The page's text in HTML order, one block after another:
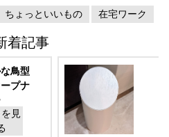
ちょっといいもの 在宅ワーク
着記事
鳥型
プナ
スデ
見